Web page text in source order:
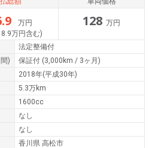
万円
万円含む)
128 万円
法定整備付
) 保証付 (3,000km / 3ヶ月)
2018年(平成30年)
5.3万km
1600cc
なし
なし
香川県 高松市